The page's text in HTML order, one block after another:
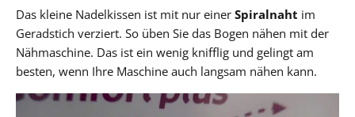
Das kleine Nadelkissen ist mit nur einer Spiralnaht im
Geradstich verziert. So üben Sie das Bogen nähen mit der
Nähmaschine. Das ist ein wenig knifflig und gelingt am
besten, wenn Ihre Maschine auch langsam nähen kann.